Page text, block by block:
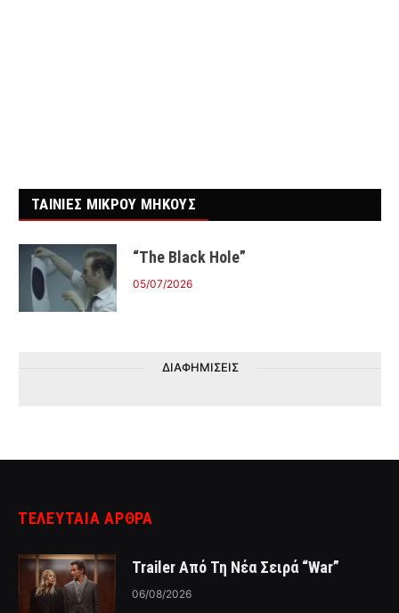
ΤΑΙΝΙΕΣ ΜΙΚΡΟΥ ΜΗΚΟΥΣ
“The Black Hole”
05/07/2026
ΔΙΑΦΗΜΙΣΕΙΣ
ΤΕΛΕΥΤΑΙΑ ΑΡΘΡΑ
Trailer Από Τη Νέα Σειρά “War”
06/08/2026